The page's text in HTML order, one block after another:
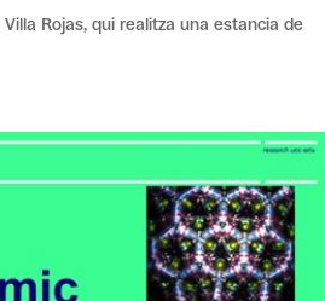
Rojas, qui realitza una estancia de